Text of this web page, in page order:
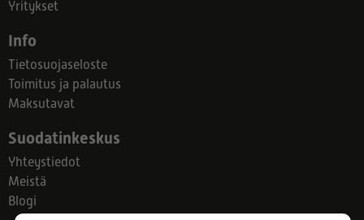
Yritykset
Info
Tietosuojaseloste
Toimitus ja palautus
Maksutavat
Suodatinkeskus
Yhteystiedot
Meistä
Blogi